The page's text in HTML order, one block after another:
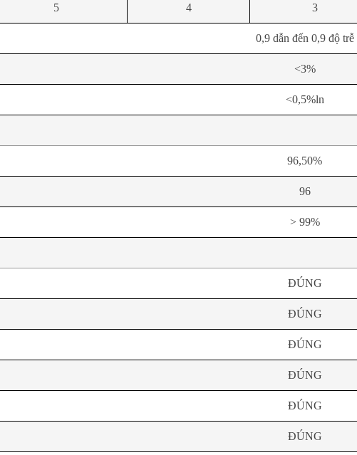
5 4 3
0,9 dẫn đến 0,9 độ trễ
<3%
<0,5%ln
96,50%
96
> 99%
ĐÚNG
ĐÚNG
ĐÚNG
ĐÚNG
ĐÚNG
ĐÚNG